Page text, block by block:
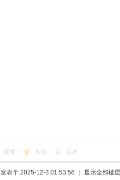
回复 支持 反对
发表于 2025-12-3 01:53:56 显示全部楼层